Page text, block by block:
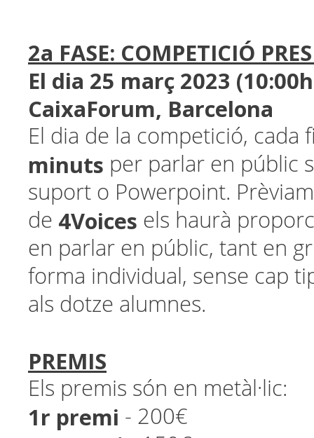
2a FASE: COMPETICIÓ
El dia 25 març 2023
CaixaForum, Barcelona
El dia de la competició,
minuts per parlar en públic
suport o Powerpoint.
de 4Voices els haurà
en parlar en públic, tant en
forma individual, sense cap
als dotze alumnes.
PREMIS
Els premis són en metàl·lic:
1r premi - 200€